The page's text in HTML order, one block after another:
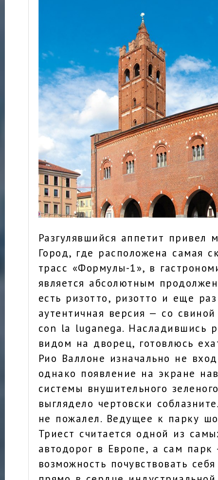
Разгулявшийся аппетит привел
Город, где расположена самая
трасс «Формулы-1», в
является абсолютным
есть ризотто, ризотто и еще
аутентичная версия — со
con la luganega. Насладившись
видом на дворец, готовлюсь
Рио Валлоне изначально не
однако появление на экране
системы внушительного
выглядело чертовски
не пожалел. Ведущее к парку
Триест считается одной из
автодорог в Европе, а сам парк
возможность почувствовать